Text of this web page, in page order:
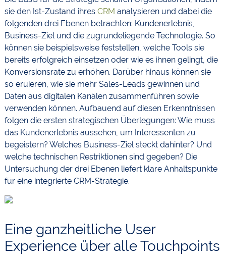
sie den Ist-Zustand ihres CRM analysieren und dabei die
folgenden drei Ebenen betrachten: Kundenerlebnis,
Business-Ziel und die zugrundeliegende Technologie. So
können sie beispielsweise feststellen, welche Tools sie
bereits erfolgreich einsetzen oder wie es ihnen gelingt, die
Konversionsrate zu erhöhen. Darüber hinaus können sie
so eruieren, wie sie mehr Sales-Leads gewinnen und
Daten aus digitalen Kanälen zusammenführen sowie
verwenden können. Aufbauend auf diesen Erkenntnissen
folgen die ersten strategischen Überlegungen: Wie muss
das Kundenerlebnis aussehen, um Interessenten zu
begeistern? Welches Business-Ziel steckt dahinter? Und
welche technischen Restriktionen sind gegeben? Die
Untersuchung der drei Ebenen liefert klare Anhaltspunkte
für eine integrierte CRM-Strategie.
Eine ganzheitliche User
Experience über alle Touchpoints